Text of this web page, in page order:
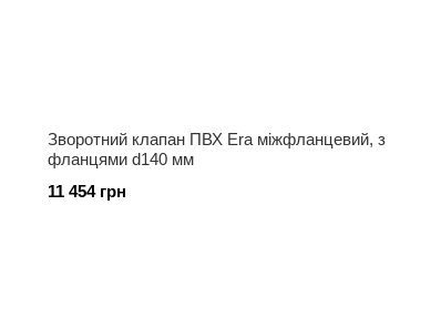
Зворотний клапан ПВХ Era міжфланцевий, з
фланцями d140 мм
11 454 грн